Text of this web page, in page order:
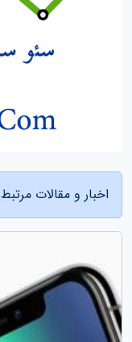
اخبار و مقالات مرتبط